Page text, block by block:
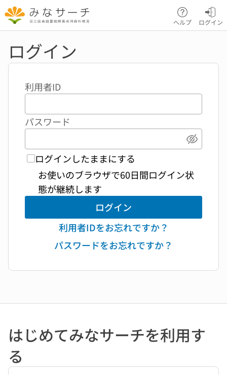
本文へ移動
ヘルプ ログイン
ログイン
利用者ID
パスワード
パスワ
ログインしたままにする
お使いのブラウザで60日間ログイン状
態が継続します
ログイン
利用者IDをお忘れですか？
パスワードをお忘れですか？
はじめてみなサーチを利用す
る